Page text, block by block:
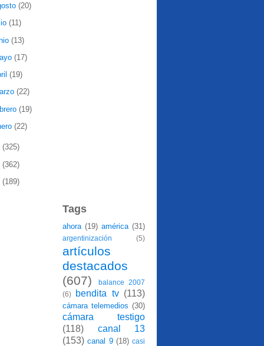
(20)
(11)
(13)
(17)
(19)
(22)
(19)
(22)
(325)
(362)
(189)
Tags
ahora (19) américa (31)
argentinización (5)
artículos
destacados
(607)
balance 2007
(6)
bendita tv (113)
cámara telemedios (30)
cámara testigo
(118)
canal 13
(153) canal 9 (18) casi